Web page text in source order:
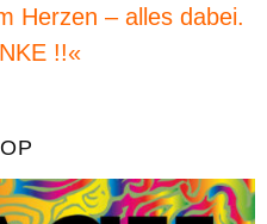
Herzen – alles dabei.
!!«